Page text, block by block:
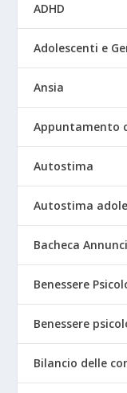
ADHD
Adolescenti e
Ansia
Appuntamento
Autostima
Autostima
Bacheca Annunci
Benessere
Benessere
Bilancio delle